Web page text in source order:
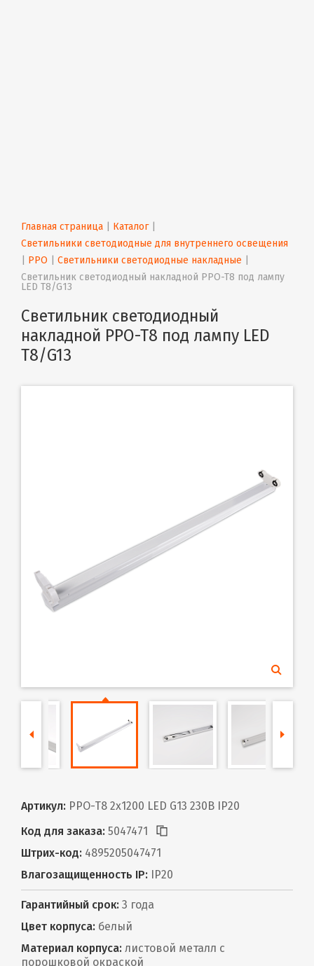
Главная страница Каталог |
Светильники светодиодные для внутреннего освещения
PPO Светильники светодиодные накладные
Светильник светодиодный накладной PPO-T8 под лампу
LED T8/G13
Светильник светодиодный
накладной PPO-T8 под лампу LED
T8/G13
Артикул: PPO-T8 2x1200 LED G13 230В IP20
Код для заказа: 5047471
Штрих-код: 4895205047471
Влагозащищенность IP: IP20
Гарантийный срок: 3 года
Цвет корпуса: белый
Материал корпуса: листовой металл с
порошковой окраской